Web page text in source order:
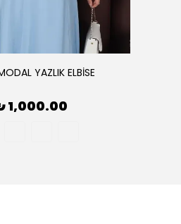
YAZLIK ELBİSE
1,000.00